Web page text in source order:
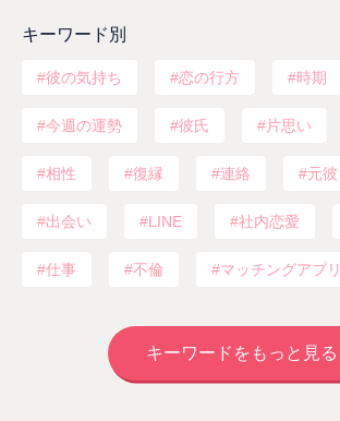
キーワード別
彼の気持ち 恋の行方 時期
今週の運勢 彼氏 片思い
相性 復縁 連絡 元彼
出会い LINE 社内恋愛
仕事 不倫 マッチングアプリ
キーワードをもっと見る